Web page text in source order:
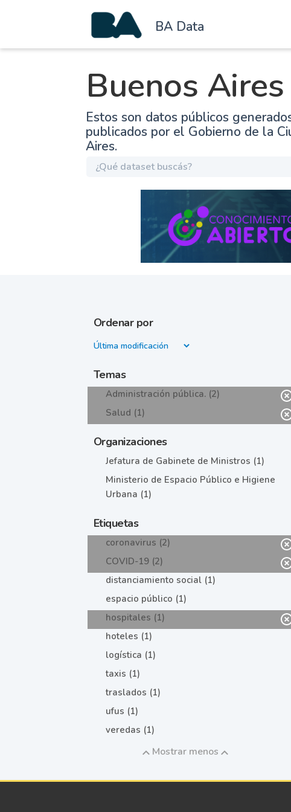
BA Data
Buenos
Estos son datos públicos
publicados por el Gobierno de la
Aires.
Ordenar por
Temas
Administración pública. (2)
Salud (1)
Organizaciones
Jefatura de Gabinete de Ministros (1)
Ministerio de Espacio Público e Higiene
Urbana (1)
Etiquetas
coronavirus (2)
COVID-19 (2)
distanciamiento social (1)
espacio público (1)
hospitales (1)
hoteles (1)
logística (1)
taxis (1)
traslados (1)
ufus (1)
veredas (1)
Mostrar menos